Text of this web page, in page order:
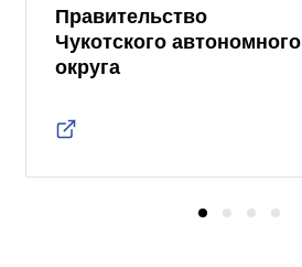
Правительство
Чукотского автономного
округа